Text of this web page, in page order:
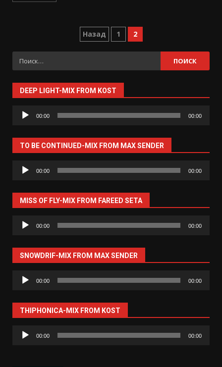
Пагинация
записей
Назад 1 2
Найти:
DEEP LIGHT-MIX FROM KOST
Аудиоплеер
00:00 00:00
TO BE CONTINUED-MIX FROM MAX SENDER
Аудиоплеер
00:00 00:00
MISS OF FLY-MIX FROM FAREED SETA
Аудиоплеер
00:00 00:00
SNOWDRIF-MIX FROM MAX SENDER
Аудиоплеер
00:00 00:00
THIPHONICA-MIX FROM KOST
Аудиоплеер
00:00 00:00